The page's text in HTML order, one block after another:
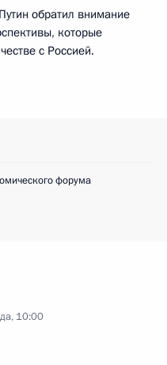
обратил внимание
которые
с Россией.
форума
10:00